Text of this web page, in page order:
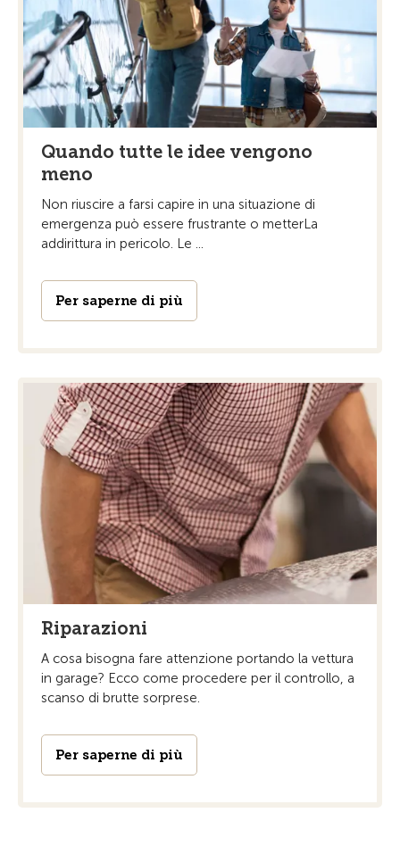
Quando tutte le idee vengono
meno
Non riuscire a farsi capire in una situazione di
emergenza può essere frustrante o metterLa
addirittura in pericolo. Le ...
Per saperne di più
Riparazioni
A cosa bisogna fare attenzione portando la vettura
in garage? Ecco come procedere per il controllo, a
scanso di brutte sorprese.
Per saperne di più